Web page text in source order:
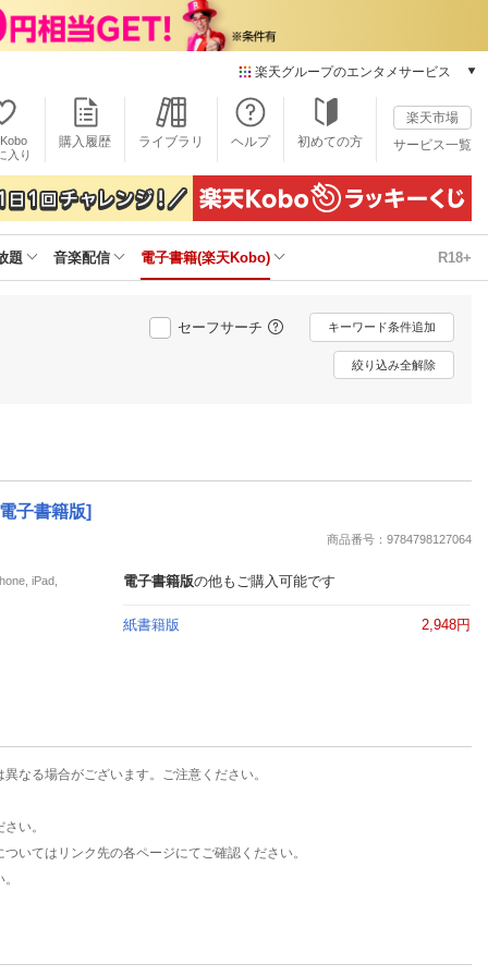
楽天グループのエンタメサービス
本/ゲーム/CD/DVD
楽天ブックス
電子書籍
楽天Kobo
雑誌読み放題
楽天ミュージック
動画配信
楽天TV
動画配信ガイド
推し楽
入り
購入履歴 ライブラリ ヘルプ 初めての方
楽天市場
サービス一覧
題 音楽配信 電子書籍(楽天Kobo) R18+
セーフサーチ キーワード条件追加
絞り込み全解除
子書籍版]
商品番号：9784798127064
iPad,
電子書籍版の他もご購入可能です
紙書籍版 2,948円
なる場合がございます。ご注意ください。
い。
いてはリンク先の各ページにてご確認ください。